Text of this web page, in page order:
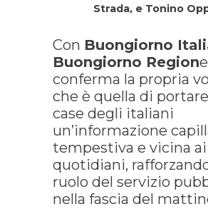
Strada, e Tonino
Con Buongiorno
Buongiorno Region
conferma la propria
che è quella di
case degli italiani
un’informazione
tempestiva e vicina
quotidiani,
ruolo del servizio
nella fascia del